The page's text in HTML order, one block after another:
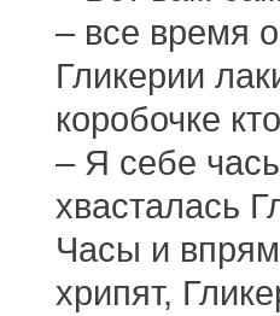
– все время
Гликерии
коробочке
– Я себе
хвасталась
Часы и
хрипят,